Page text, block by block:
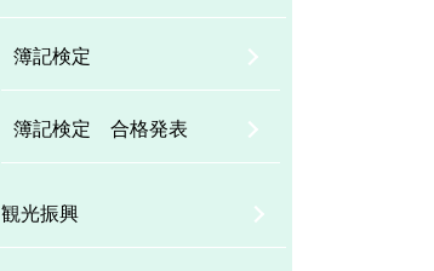
簿記検定
簿記検定 合格発表
観光振興